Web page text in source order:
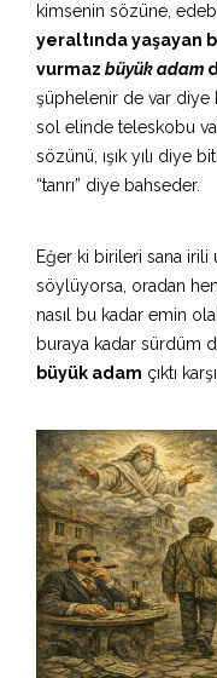
kimsenin sözüne,
yeraltında yaşayan
vurmaz büyük adam
şüphelenir de var diye
sol elinde teleskobu
sözünü, ışık yılı diye
“tanrı” diye bahseder.
Eğer ki birileri sana irili
söylüyorsa, oradan
nasıl bu kadar emin
buraya kadar sürdüm
büyük adam çıktı